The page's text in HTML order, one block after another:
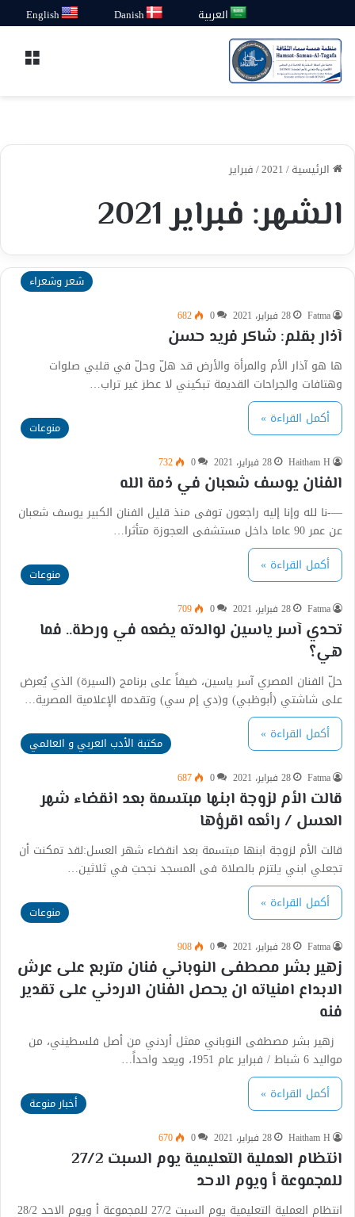
العربية Danish
English
الرئيسية/
2021
/فبراير
الشهر: فبراير 2021
شعر وشعراء
Fatma 28 فبراير، 2021 0
682
آذار بقلم: شاكر فريد حسن
ها هو آذار الأم والمرأة والأرض قد هلّ وحلّ في قلبي صلوات
وهتافات والجراحات القديمة تبكيني لا عطرَ غير تراب…
أكمل القراءة »
منوعات
Haitham H 28 فبراير، 2021 0
732
الفنان يوسف شعبان في ذمة الله
—-نا لله وإنا إليه راجعون توفى منذ قليل الفنان الكبير يوسف شعبان
عن عمر 90 عاما داخل مستشفى العجوزة متأثرا…
أكمل القراءة »
منوعات
Fatma 28 فبراير، 2021 0
709
تحدي آسر ياسين لوالدته يضعه في ورطة.. فما
هي؟
حلّ الفنان المصري آسر ياسين، ضيفاً على برنامج (السيرة) الذي يُعرض
على شاشتي (أبوظبي) و(دي إم سي) وتقدمه الإعلامية المصرية…
أكمل القراءة »
مكتبة الأدب العربي و العالمي
Fatma 28 فبراير، 2021 0
687
قالت الأم لزوجة ابنها مبتسمة بعد انقضاء شهر
العسل / رائعه اقرؤها
قالت الأم لزوجة ابنها مبتسمة بعد انقضاء شهر العسل:لقد تمكنت أن
تجعلي ابني يلتزم بالصلاة فى المسجد نجحتِ في ثلاثين…
أكمل القراءة »
منوعات
Fatma 28 فبراير، 2021 0
908
زهير بشر مصطفى النوباني فنان متربع على عرش
الابداع امنياته ان يحصل الفنان الاردني على تقدير
فنه
زهير بشر مصطفى النوباني ممثل أردني من أصل فلسطيني، من
مواليد 6 شباط / فبراير عام 1951، ويعد واحداً…
أكمل القراءة »
أخبار منوعة
Haitham H 28 فبراير، 2021 0
670
انتظام العملية التعليمية يوم السبت 27/2
للمجموعة أ ويوم الاحد
انتظام العملية التعليمية يوم السبت 27/2 للمجموعة أ ويوم الاحد 28/2